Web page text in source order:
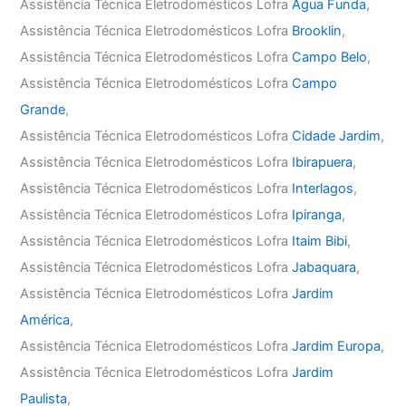
Assistência Técnica Eletrodomésticos LofraÁgua Funda,
Assistência Técnica Eletrodomésticos Lofra Brooklin,
Assistência Técnica Eletrodomésticos LofraCampo Belo,
Assistência Técnica Eletrodomésticos LofraCampo
Grande,
Assistência Técnica Eletrodomésticos LofraCidade Jardim,
Assistência Técnica Eletrodomésticos Lofra Ibirapuera,
Assistência Técnica Eletrodomésticos Lofra Interlagos,
Assistência Técnica Eletrodomésticos Lofra Ipiranga,
Assistência Técnica Eletrodomésticos Lofra Itaim Bibi,
Assistência Técnica Eletrodomésticos LofraJabaquara,
Assistência Técnica Eletrodomésticos LofraJardim
América,
Assistência Técnica Eletrodomésticos LofraJardim Europa,
Assistência Técnica Eletrodomésticos LofraJardim
Paulista,